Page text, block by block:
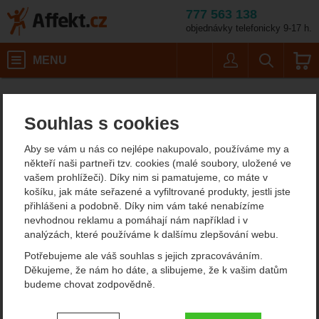
Souhlas s cookies
Aby se vám u nás co nejlépe nakupovalo, používáme my a
někteří naši partneři tzv. cookies (malé soubory, uložené ve
vašem prohlížeči). Díky nim si pamatujeme, co máte v
košíku, jak máte seřazené a vyfiltrované produkty, jestli jste
přihlášeni a podobně. Díky nim vám také nenabízíme
nevhodnou reklamu a pomáhají nám například i v
analýzách, které používáme k dalšímu zlepšování webu.
Potřebujeme ale váš souhlas s jejich zpracováváním.
Děkujeme, že nám ho dáte, a slibujeme, že k vašim datům
budeme chovat zodpovědně.
Nastavení souhlasů s kategoriemi
777 563 138
objednávky telefonicky 9-17 h.
MENU
Typ cepínu: Lopatka
Petzl Sum´Tec cepín
Fotografie